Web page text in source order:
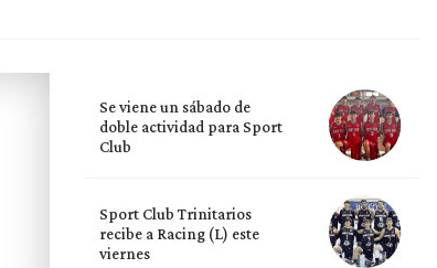
Se viene un sábado de
doble actividad para Sport
Club
Sport Club Trinitarios
recibe a Racing (L) este
viernes